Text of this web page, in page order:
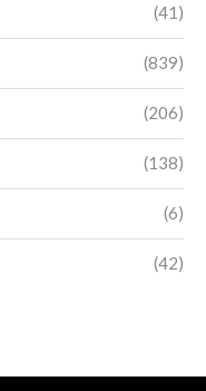
(41)
(839)
(206)
(138)
(6)
(42)